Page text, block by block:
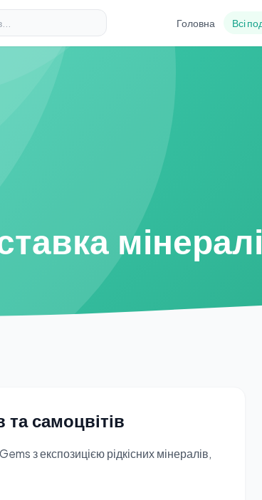
Головна Всі
самоцвітів
з експозицією рідкісних мінералів,